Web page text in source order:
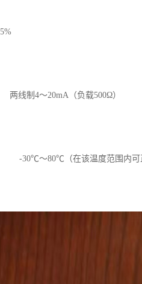
制4～20mA（负载500Ω）
-30℃～80℃（在该温度范围内可